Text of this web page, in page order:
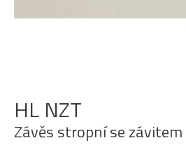
HL NZT
Závěs stropní se závitem